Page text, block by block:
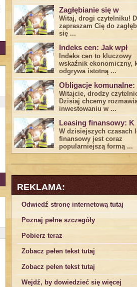
Zagłębianie się w
Witaj, drogi ⁤czytelniku!
zapraszam Cię do‍
‍się⁢ ...
Indeks cen: Jak wpł
Indeks cen to kluczowy
wskaźnik ekonomiczny,
odgrywa ​istotną ...
Obligacje komunalne:
Witajcie, drodzy
Dzisiaj chcemy
inwestowaniu w ...
Leasing finansowy: K
W dzisiejszych czasach
finansowy jest ⁢coraz
popularniejszą formą ...
REKLAMA:
Odwiedź stronę internetową tutaj
Poznaj pełne szczegóły
Pobierz teraz
Zobacz pełen tekst tutaj
Zobacz pełen tekst tutaj
Wejdź, by dowiedzieć się więcej